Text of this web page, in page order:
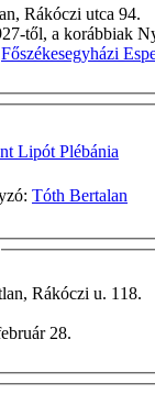
Rákóczi utca 94.
1927-től, a
Főszékesegyházi
Lipót Plébánia
Tóth Bertalan
Rákóczi u. 118.
február 28.